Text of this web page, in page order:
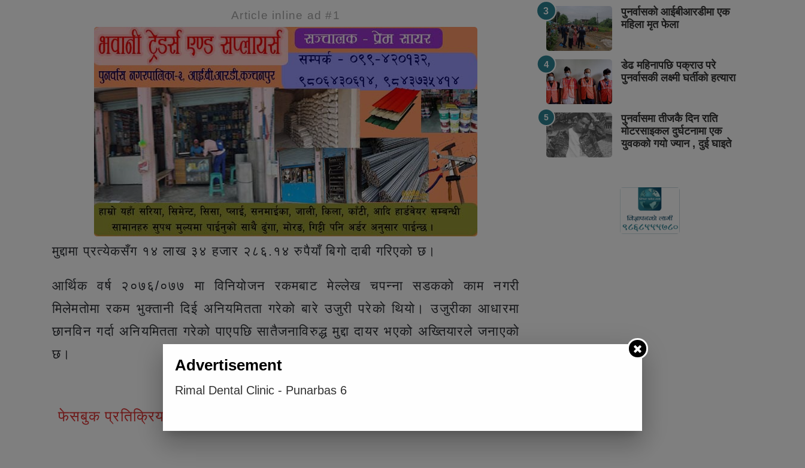
Article inline ad #1
मुद्दामा प्रत्येकसँग १४ लाख ३४ हजार २८६.१४ रुपैयाँ बिगो दाबी गरिएको छ।
आर्थिक वर्ष २०७६/०७७ मा विनियोजन रकमबाट मेल्लेख चपन्ना सडकको काम नगरी
मिलेमतोमा रकम भुक्तानी दिई अनियमितता गरेको बारे उजुरी परेको थियो। उजुरीका आधारमा
छानविन गर्दा अनियमितता गरेको पाएपछि सातैजनाविरुद्ध मुद्दा दायर भएको अख्तियारले जनाएको
छ।
Article inline ad #2
फेसबुक प्रतिक्रियाहरु
पुनर्वासको आईबीआरडीमा एक
महिला मृत फेला
डेढ महिनापछि पक्राउ परे
पुनर्वासकी लक्ष्मी घर्तीको हत्यारा
पुनर्वासमा तीजकै दिन राति
मोटरसाइकल दुर्घटनामा एक
युवकको गयो ज्यान , दुई घाइते
Advertisement
Rimal Dental Clinic - Punarbas 6